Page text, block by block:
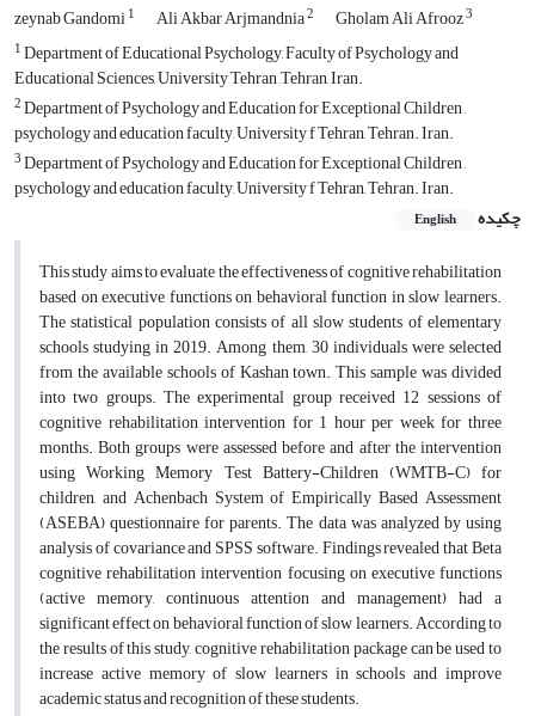
zeynab Gandomi1 Ali Akbar Arjmandnia2 Gholam Ali Afrooz3
1Department of Educational Psychology, Faculty of Psychology and
Educational Sciences, University Tehran ,Tehran, Iran.
2Department of Psychology and Education for Exceptional Children ,
psychology and education faculty, University f Tehran, Tehran. Iran.
3Department of Psychology and Education for Exceptional Children ,
psychology and education faculty, University f Tehran, Tehran. Iran.
چکیده
English
This study aims to evaluate the effectiveness of cognitive rehabilitation
based on executive functions on behavioral function in slow learners.
The statistical population consists of all slow students of elementary
schools studying in 2019. Among them, 30 individuals were selected
from the available schools of Kashan town. This sample was divided
into two groups. The experimental group received 12 sessions of
cognitive rehabilitation intervention for 1 hour per week for three
months. Both groups were assessed before and after the intervention
using Working Memory Test Battery-Children (WMTB-C) for
children, and Achenbach System of Empirically Based Assessment
(ASEBA) questionnaire for parents. The data was analyzed by using
analysis of covariance and SPSS software. Findings revealed that Beta
cognitive rehabilitation intervention focusing on executive functions
(active memory, continuous attention and management) had a
significant effect on behavioral function of slow learners. According to
the results of this study, cognitive rehabilitation package can be used to
increase active memory of slow learners in schools and improve
academic status and recognition of these students.